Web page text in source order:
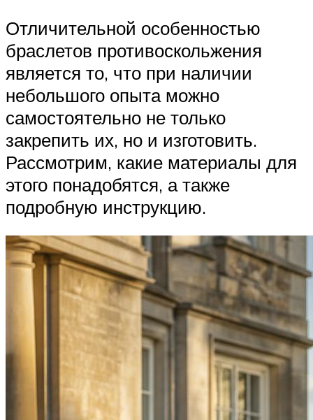
Отличительной особенностью
браслетов противоскольжения
является то, что при наличии
небольшого опыта можно
самостоятельно не только
закрепить их, но и изготовить.
Рассмотрим, какие материалы для
этого понадобятся, а также
подробную инструкцию.